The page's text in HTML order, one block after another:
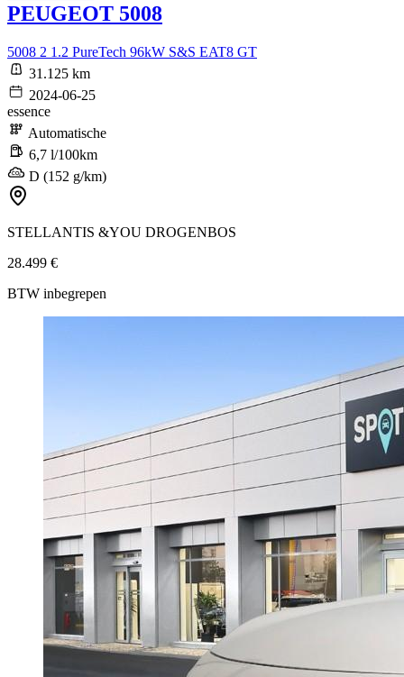
PEUGEOT 5008
5008 2 1.2 PureTech 96kW S&S EAT8 GT
31.125 km
2024-06-25
essence
Automatische
6,7 l/100km
D (152 g/km)
STELLANTIS &YOU DROGENBOS
28.499 €
BTW inbegrepen